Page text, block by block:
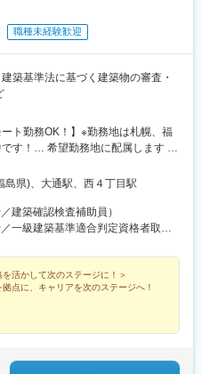
職種未経験歓迎
築基準法に基づく建築物の審査・
ート勤務OK！】※勤務地は札幌、福
す！… 希望勤務地に配属します …
社／北海道札幌市中央区南
ビル2号館9F■郡山営業所福島県郡
上記いずれかの拠点で勤務してい
地からのフルリモート勤務が可能
2カ月※リモート勤務の方は上記
近郊、郡山近郊にお住まいの方は原
。※受動喫煙対策あり：屋内禁煙
県)、大通駅、西４丁目駅
建築確認検査補助員）
一級建築基準適合判定資格者取得
を活かして次のステージに！＞
点に、キャリアを次のステージへ！